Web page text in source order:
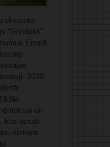
eksporta
“Grindeks”
Eiropā
2020.
un
kas uzsāk
vietējos